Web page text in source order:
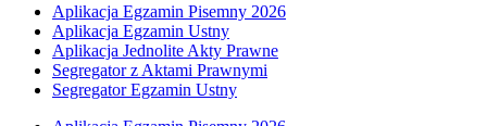
Aplikacja Egzamin Pisemny 2026
Aplikacja Egzamin Ustny
Aplikacja Jednolite Akty Prawne
Segregator z Aktami Prawnymi
Segregator Egzamin Ustny